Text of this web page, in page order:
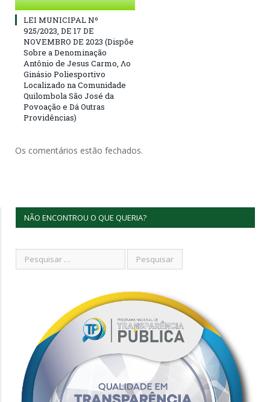
LEI MUNICIPAL Nº
925/2023, DE 17 DE
NOVEMBRO DE 2023 (Dispõe
Sobre a Denominação
Antônio de Jesus Carmo, Λο
Ginásio Poliesportivo
Localizado na Comunidade
Quilombola São José da
Povoação e Dá Outras
Providências)
Os comentários estão fechados.
NÃO ENCONTROU O QUE QUERIA?